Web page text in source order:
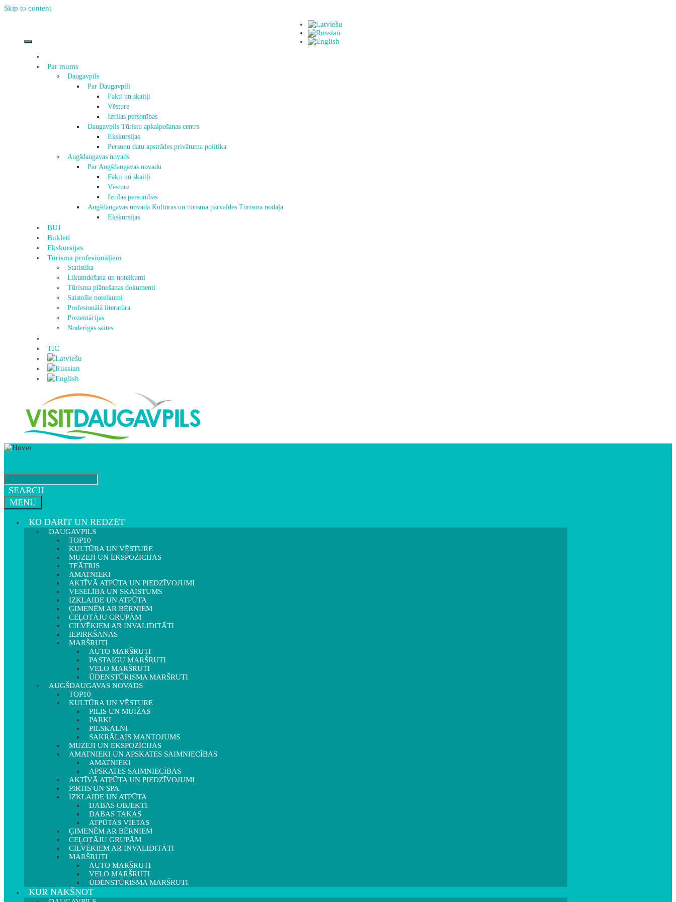
Skip to content
Par mums
Daugavpils
Par Daugavpili
Fakti un skaitļi
Vēsture
Izcilas personības
Daugavpils Tūristu apkalpošanas centrs
Ekskursijas
Personu datu apstrādes privātuma politika
Augšdaugavas novads
Par Augšdaugavas novadu
Fakti un skaitļi
Vēsture
Izcilas personības
Augšdaugavas novada Kultūras un tūrisma pārvaldes Tūrisma nodaļa
Ekskursijas
BUJ
Bukleti
Ekskursijas
Tūrisma profesionāļiem
Statistika
Likumdošana un noteikumi
Tūrisma plānošanas dokumenti
Saistošie noteikumi
Profesionālā literatūra
Prezentācijas
Noderīgas saites
TIC
SEARCH
MENU
KO DARĪT UN REDZĒT
DAUGAVPILS
TOP10
KULTŪRA UN VĒSTURE
MUZEJI UN EKSPOZĪCIJAS
TEĀTRIS
AMATNIEKI
AKTĪVĀ ATPŪTA UN PIEDZĪVOJUMI
VESELĪBA UN SKAISTUMS
IZKLAIDE UN ATPŪTA
ĢIMENĒM AR BĒRNIEM
CEĻOTĀJU GRUPĀM
CILVĒKIEM AR INVALIDITĀTI
IEPIRKŠANĀS
MARŠRUTI
AUTO MARŠRUTI
PASTAIGU MARŠRUTI
VELO MARŠRUTI
ŪDENSTŪRISMA MARŠRUTI
AUGŠDAUGAVAS NOVADS
TOP10
KULTŪRA UN VĒSTURE
PILIS UN MUIŽAS
PARKI
PILSKALNI
SAKRĀLAIS MANTOJUMS
MUZEJI UN EKSPOZĪCIJAS
AMATNIEKI UN APSKATES SAIMNIECĪBAS
AMATNIEKI
APSKATES SAIMNIECĪBAS
AKTĪVĀ ATPŪTA UN PIEDZĪVOJUMI
PIRTIS UN SPA
IZKLAIDE UN ATPŪTA
DABAS OBJEKTI
DABAS TAKAS
ATPŪTAS VIETAS
ĢIMENĒM AR BĒRNIEM
CEĻOTĀJU GRUPĀM
CILVĒKIEM AR INVALIDITĀTI
MARŠRUTI
AUTO MARŠRUTI
VELO MARŠRUTI
ŪDENSTŪRISMA MARŠRUTI
KUR NAKŠŅOT